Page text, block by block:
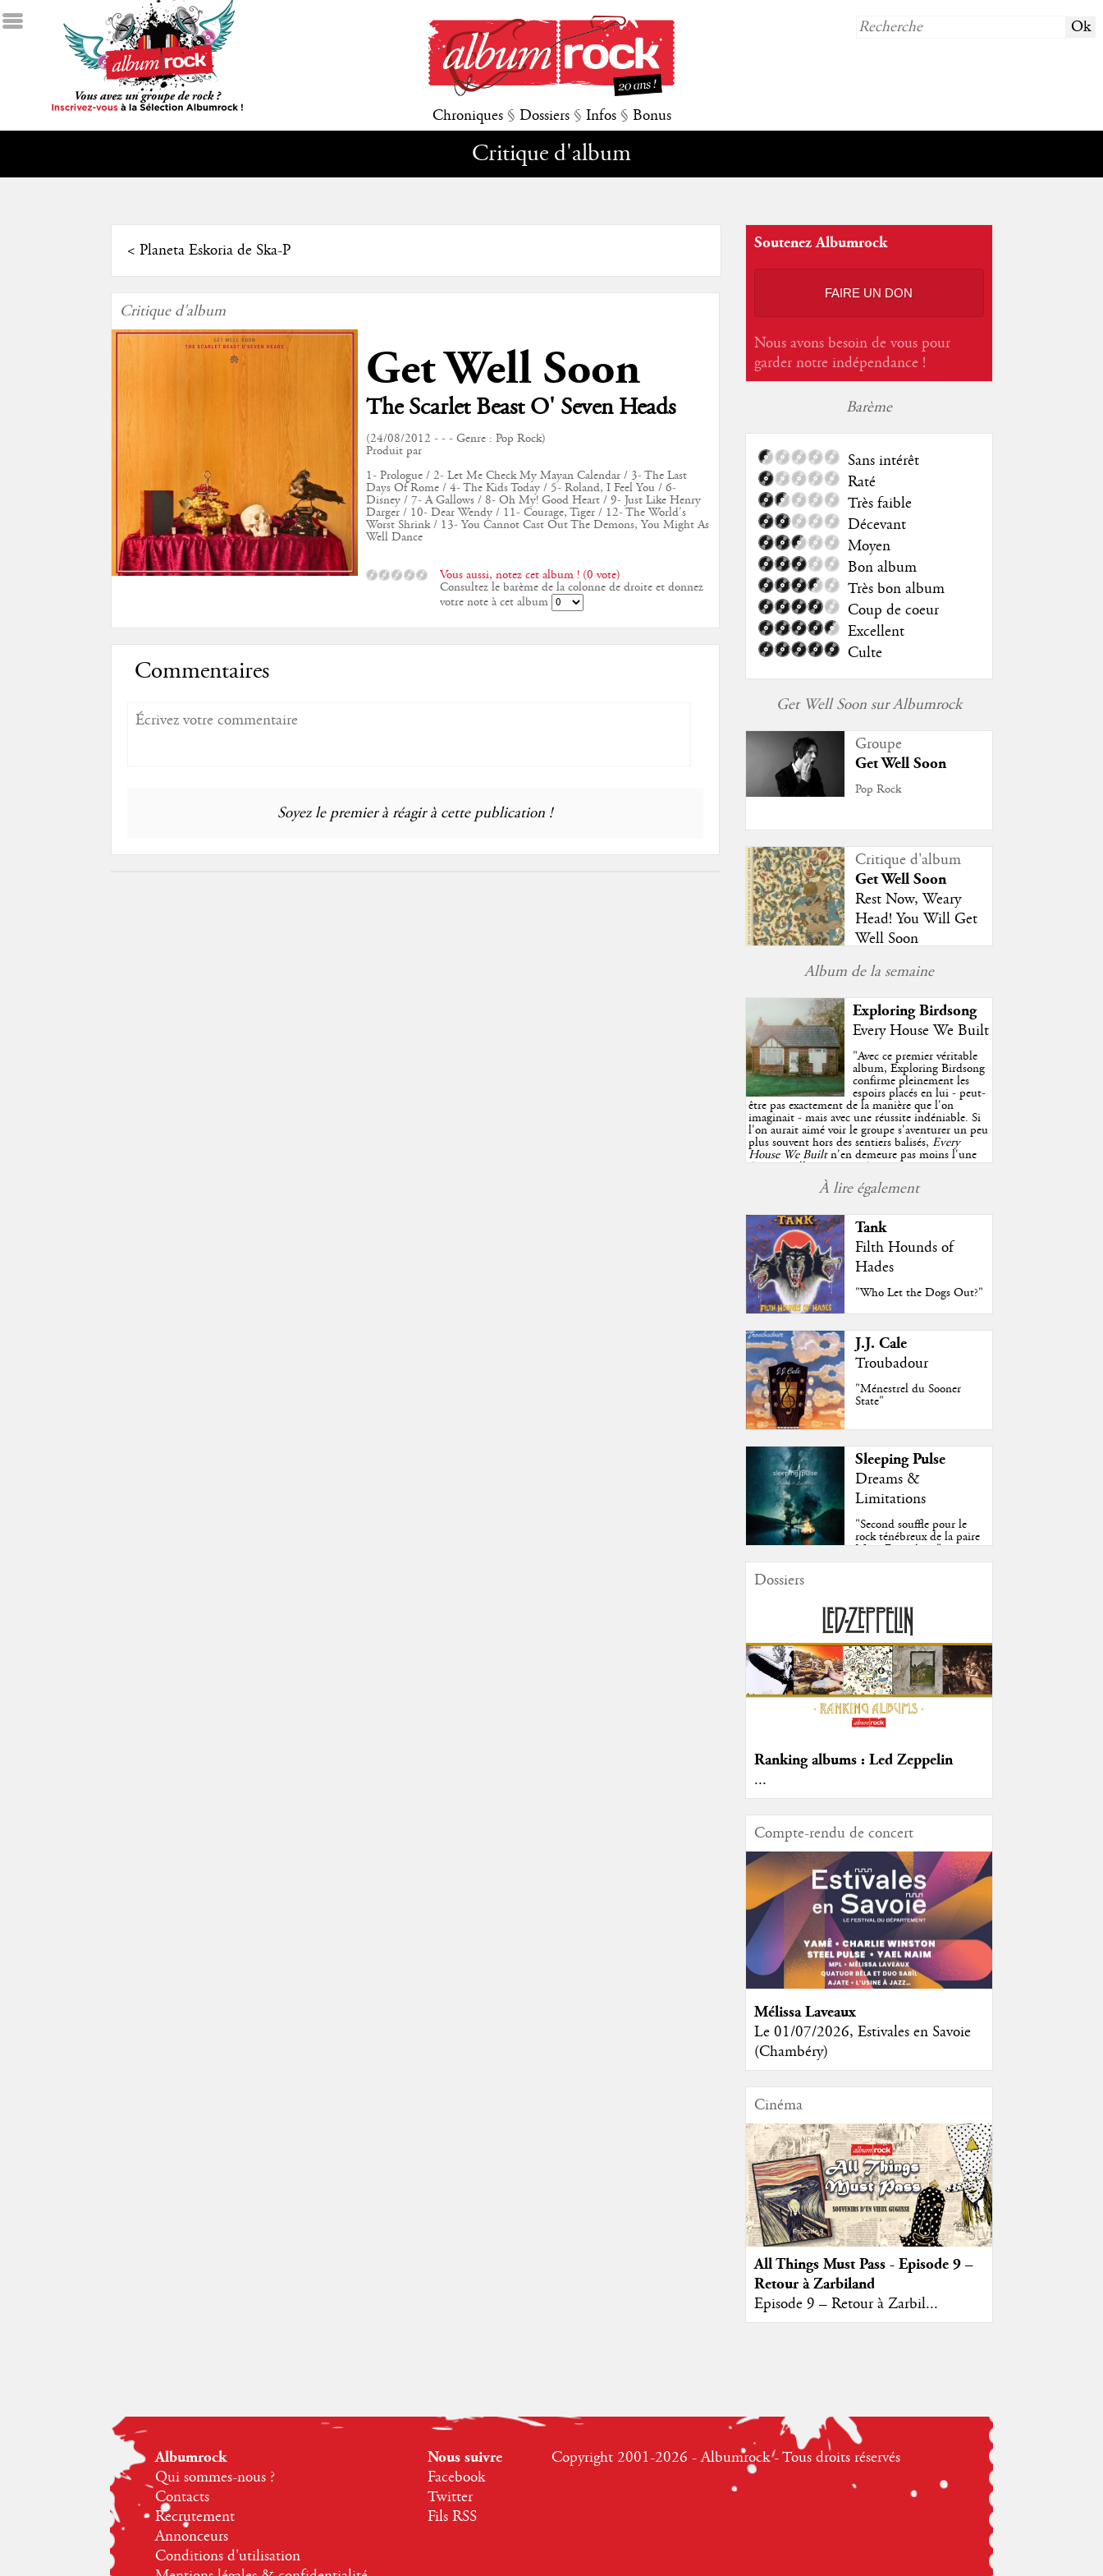
Chroniques § Dossiers § Infos § Bonus
Critique d'album
< Planeta Eskoria de Ska-P
Critique d'album
Get Well Soon
The Scarlet Beast O' Seven Heads
(24/08/2012 - - - Genre : Pop Rock)
Produit par
1- Prologue / 2- Let Me Check My Mayan Calendar / 3- The Last
Days Of Rome / 4- The Kids Today / 5- Roland, I Feel You / 6-
Disney / 7- A Gallows / 8- Oh My! Good Heart / 9- Just Like Henry
Darger / 10- Dear Wendy / 11- Courage, Tiger / 12- The World's
Worst Shrink / 13- You Cannot Cast Out The Demons, You Might As
Well Dance
Vous aussi, notez cet album ! (0 vote)
Consultez le barème de la colonne de droite et donnez
votre note à cet album
Commentaires
Soyez le premier à réagir à cette publication !
Soutenez Albumrock
FAIRE UN DON
Nous avons besoin de vous pour
garder notre indépendance !
Barème
Sans intérêt
Raté
Très faible
Décevant
Moyen
Bon album
Très bon album
Coup de coeur
Excellent
Culte
Get Well Soon sur Albumrock
Groupe
Get Well Soon
Pop Rock
Critique d'album
Get Well Soon
Rest Now, Weary
Head! You Will Get
Well Soon
Album de la semaine
Exploring Birdsong
Every House We Built
"Avec ce premier véritable
album, Exploring Birdsong
confirme pleinement les
espoirs placés en lui - peut-
être pas exactement de la manière que l'on
imaginait - mais avec une réussite indéniable. Si
l'on aurait aimé voir le groupe s'aventurer un peu
plus souvent hors des sentiers balisés,Every
House We Builtn'en demeure pas moins l'une
des très belles surprises de cette année, porté par
plusieurs morceaux qui trouveront sans difficulté
une place de choix dans vos playlists estivales.
À lire également
Tank
Filth Hounds of
Hades
"Who Let the Dogs Out?"
J.J. Cale
Troubadour
"Ménestrel du Sooner
State"
Sleeping Pulse
Dreams &
Limitations
"Second souffle pour le
rock ténébreux de la paire
Moss-Fazendeiro"
Dossiers
Ranking albums : Led Zeppelin
...
Compte-rendu de concert
Mélissa Laveaux
Le 01/07/2026, Estivales en Savoie
(Chambéry)
Cinéma
All Things Must Pass - Episode 9 –
Retour à Zarbiland
Episode 9 – Retour à Zarbil...
Albumrock
Qui sommes-nous ?
Contacts
Recrutement
Annonceurs
Conditions d'utilisation
Nous suivre
Facebook
Twitter
Fils RSS
Copyright 2001-2026 - Albumrock - Tous droits réservés